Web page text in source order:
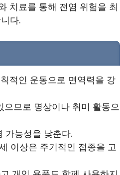
치료를 통해 전염 위험을 최
다.
적인 운동으로 면역력을 강
므로 명상이나 취미 활동으
가능성을 낮춘다.
이상은 주기적인 접종을 고